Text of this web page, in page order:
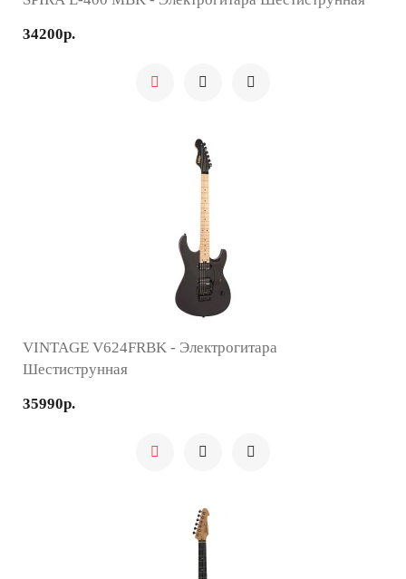
34200р.
VINTAGE V624FRBK - Электрогитара
Шестиструнная
35990р.